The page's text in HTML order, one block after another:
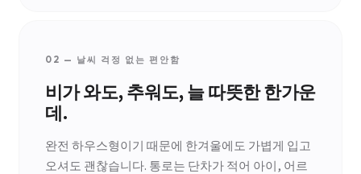
02 — 날씨 걱정 없는 편안함
비가 와도, 추워도, 늘 따뜻한 한가운
데.
완전 하우스형이기 때문에 한겨울에도 가볍게 입고
오셔도 괜찮습니다. 통로는 단차가 적어 아이, 어르